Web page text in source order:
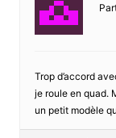
Trop d’accord
je roule en quad.
un petit modèle